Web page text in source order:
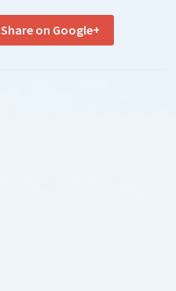
Share on Google+